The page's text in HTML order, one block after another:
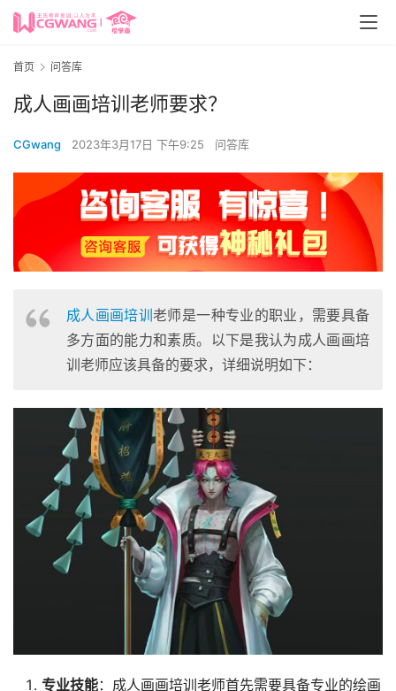
首页 问答库
成人画画培训老师要求？
CGwang 2023年3月17日 下午9:25 问答库
成人画画培训老师是一种专业的职业，需要具备
多方面的能力和素质。以下是我认为成人画画培
训老师应该具备的要求，详细说明如下：
专业技能：成人画画培训老师首先需要具备专业的绘画